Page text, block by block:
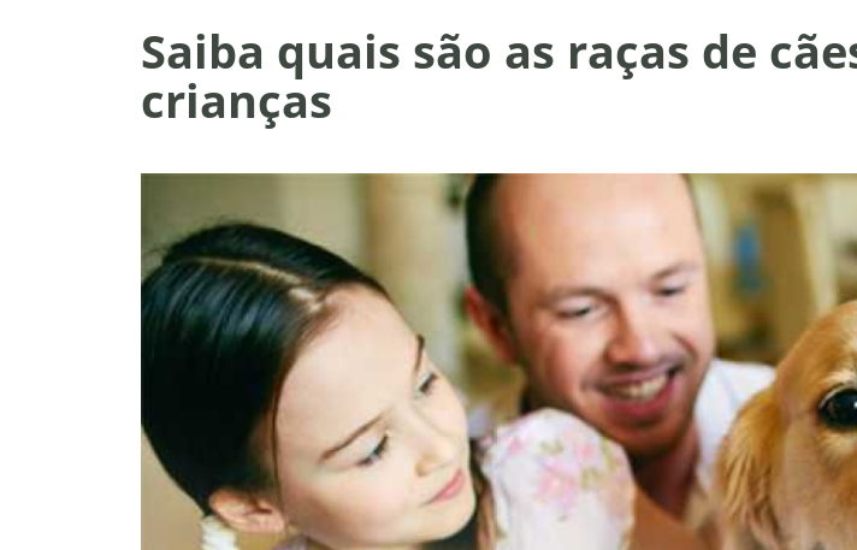
Saiba quais são as raças de
crianças